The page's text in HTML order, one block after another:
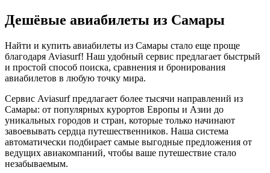
Дешёвые авиабилеты из Самары
Найти и купить авиабилеты из Самары стало еще проще
благодаря Aviasurf! Наш удобный сервис предлагает быстрый
и простой способ поиска, сравнения и бронирования
авиабилетов в любую точку мира.
Сервис Aviasurf предлагает более тысячи направлений из
Самары: от популярных курортов Европы и Азии до
уникальных городов и стран, которые только начинают
завоевывать сердца путешественников. Наша система
автоматически подбирает самые выгодные предложения от
ведущих авиакомпаний, чтобы ваше путешествие стало
незабываемым.